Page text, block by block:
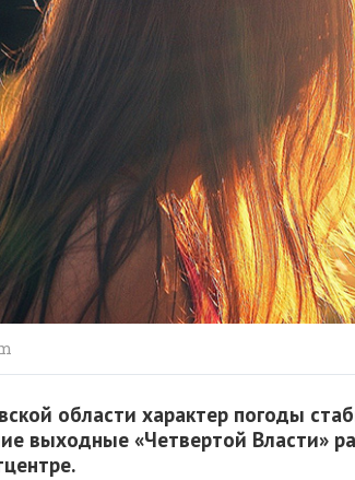
области характер погоды
выходные «Четвертой Власти»